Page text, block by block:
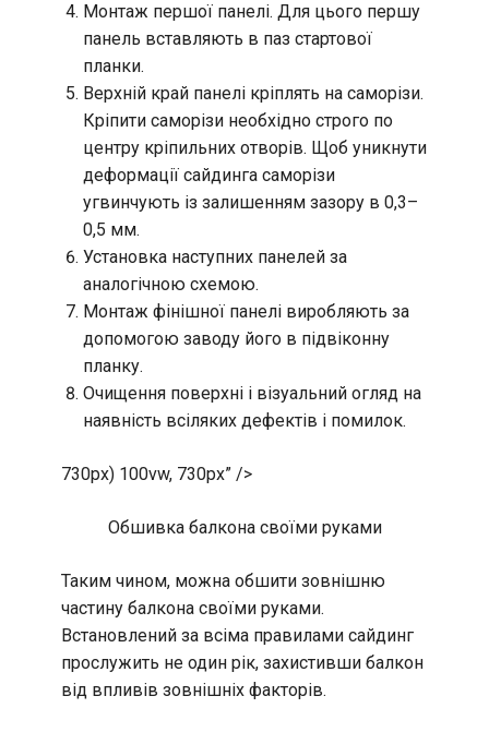
Монтаж першої панелі. Для цього першу
панель вставляють в паз стартової
планки.
Верхній край панелі кріплять на саморізи.
Кріпити саморізи необхідно строго по
центру кріпильних отворів. Щоб уникнути
деформації сайдинга саморізи
угвинчують із залишенням зазору в 0,3–
0,5 мм.
Установка наступних панелей за
аналогічною схемою.
Монтаж фінішної панелі виробляють за
допомогою заводу його в підвіконну
планку.
Очищення поверхні і візуальний огляд на
наявність всіляких дефектів і помилок.
730px) 100vw, 730px” />
Обшивка балкона своїми руками
Таким чином, можна обшити зовнішню
частину балкона своїми руками.
Встановлений за всіма правилами сайдинг
прослужить не один рік, захистивши балкон
від впливів зовнішніх факторів.